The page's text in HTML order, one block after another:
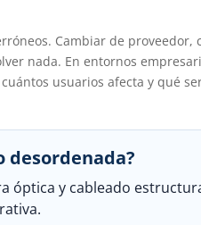
Cambiar de proveedor,
nada. En entornos
usuarios afecta y qué
desordenada?
óptica y cableado